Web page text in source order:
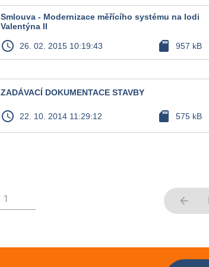
Smlouva - Modernizace měřícího systému na lodi
Valentýna II
access_time 26. 02. 2015 10:19:43 sd_card 957 kB
ZADÁVACÍ DOKUMENTACE STAVBY
access_time 22. 10. 2014 11:29:12 sd_card 575 kB
arrow_back